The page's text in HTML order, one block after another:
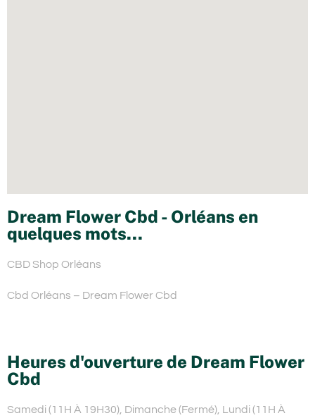
Dream Flower Cbd - Orléans en
quelques mots...
CBD Shop Orléans
Cbd Orléans – Dream Flower Cbd
Heures d'ouverture de Dream Flower
Cbd
Samedi (11H À 19H30), Dimanche (Fermé), Lundi (11H À